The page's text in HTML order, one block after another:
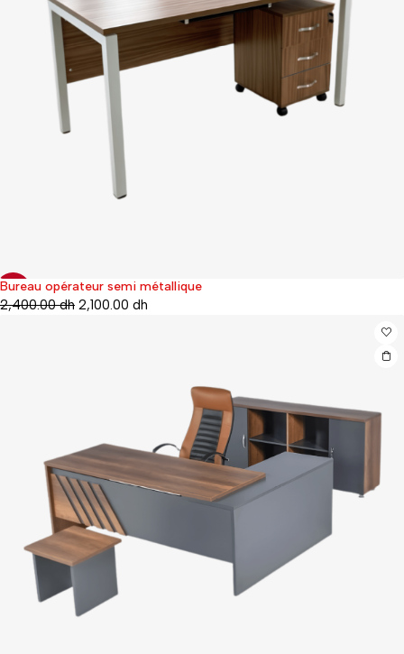
25%
Bureau opérateur semi métallique
2,400.00dh 2,100.00 dh